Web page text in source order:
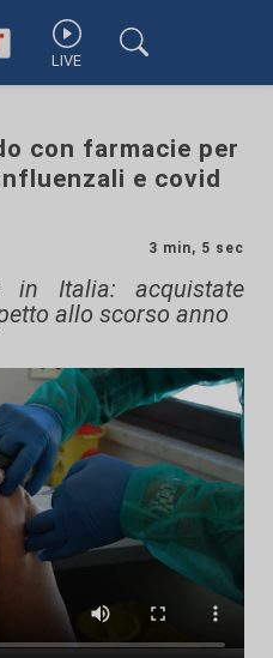
LIVE
con farmacie per
e covid
3 min, 5 sec
Italia: acquistate
allo scorso anno